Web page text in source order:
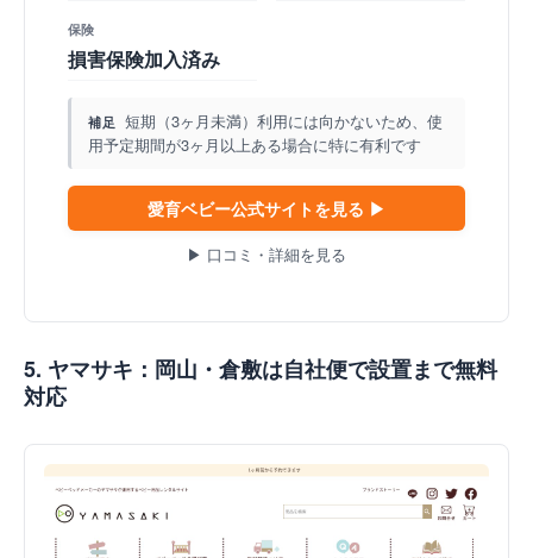
保険
損害保険加入済み
補足
短期（3ヶ月未満）利用には向かないため、使
用予定期間が3ヶ月以上ある場合に特に有利です
愛育ベビー公式サイトを見る ▶
▶ 口コミ・詳細を見る
5. ヤマサキ：岡山・倉敷は自社便で設置まで無料
対応